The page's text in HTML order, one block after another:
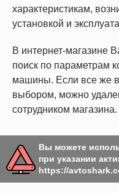
характеристикам,
установкой и
В интернет-магазине
поиск по параметрам
машины. Если все же
выбором, можно
сотрудником магазина.
Вы можете
при указании
https://